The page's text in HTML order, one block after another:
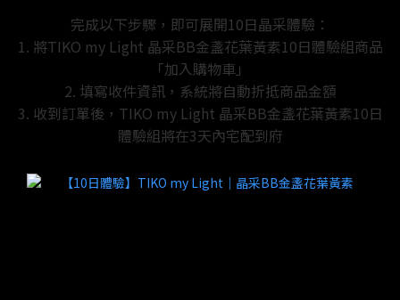
完成以下步驟，即可展開10日晶采體驗：
1. 將TIKO my Light 晶采BB金盞花葉黃素10日體驗組商品
「加入購物車」
2. 填寫收件資訊，系統將自動折抵商品金額
3. 收到訂單後，TIKO my Light 晶采BB金盞花葉黃素10日
體驗組將在3天內宅配到府